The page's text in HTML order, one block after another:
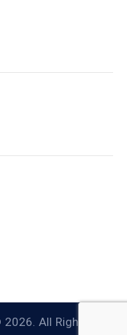
All Rights